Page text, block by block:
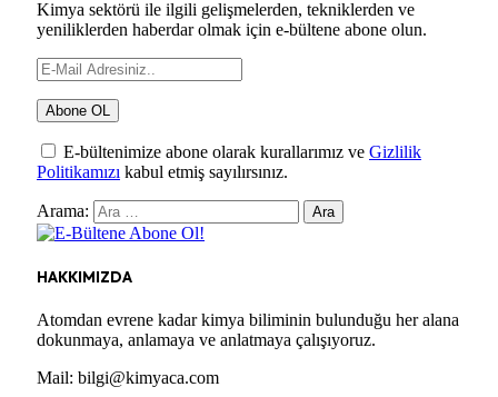
Kimya sektörü ile ilgili gelişmelerden, tekniklerden ve
yeniliklerden haberdar olmak için e-bültene abone olun.
E-bültenimize abone olarak kurallarımız ve Gizlilik
Politikamızı kabul etmiş sayılırsınız.
Arama:
HAKKIMIZDA
Atomdan evrene kadar kimya biliminin bulunduğu her alana
dokunmaya, anlamaya ve anlatmaya çalışıyoruz.
Mail: bilgi@kimyaca.com